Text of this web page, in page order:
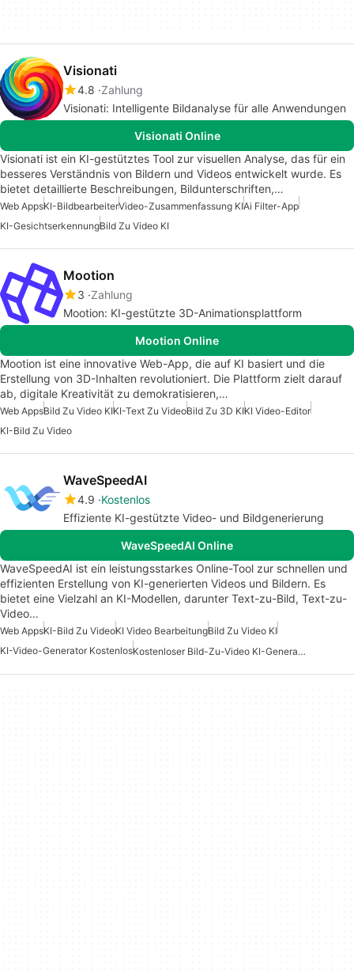
Visionati
4.8 Zahlung
Visionati: Intelligente Bildanalyse für alle Anwendungen
Visionati Online
Visionati ist ein KI-gestütztes Tool zur visuellen Analyse, das für ein
besseres Verständnis von Bildern und Videos entwickelt wurde. Es
bietet detaillierte Beschreibungen, Bildunterschriften,…
Web AppsKI-BildbearbeiterVideo-Zusammenfassung KIAi Filter-App
KI-GesichtserkennungBild Zu Video KI
Mootion
3 Zahlung
Mootion: KI-gestützte 3D-Animationsplattform
Mootion Online
Mootion ist eine innovative Web-App, die auf KI basiert und die
Erstellung von 3D-Inhalten revolutioniert. Die Plattform zielt darauf
ab, digitale Kreativität zu demokratisieren,…
Web AppsBild Zu Video KIKI-Text Zu VideoBild Zu 3D KIKI Video-Editor
KI-Bild Zu Video
WaveSpeedAI
4.9 Kostenlos
Effiziente KI-gestützte Video- und Bildgenerierung
WaveSpeedAI Online
WaveSpeedAI ist ein leistungsstarkes Online-Tool zur schnellen und
effizienten Erstellung von KI-generierten Videos und Bildern. Es
bietet eine Vielzahl an KI-Modellen, darunter Text-zu-Bild, Text-zu-
Video…
Web AppsKI-Bild Zu VideoKI Video BearbeitungBild Zu Video KI
KI-Video-Generator Kostenlos
Kostenloser Bild-Zu-Video KI-Generator